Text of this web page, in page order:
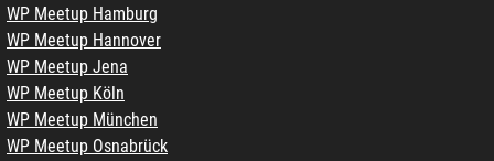
WP Meetup Hamburg
WP Meetup Hannover
WP Meetup Jena
WP Meetup Köln
WP Meetup München
WP Meetup Osnabrück